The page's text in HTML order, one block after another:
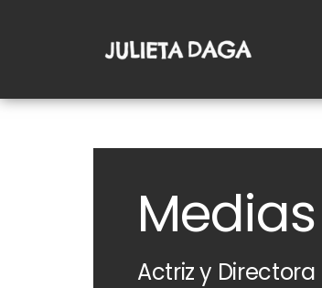
Actriz y Directora